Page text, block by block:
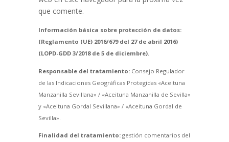
que comente.
Información básica sobre protección de datos:
(Reglamento (UE) 2016/679 del 27 de abril 2016)
(LOPD-GDD 3/2018 de 5 de diciembre).
Responsable del tratamiento:Consejo Regulador
de las Indicaciones Geográficas Protegidas «Aceituna
Manzanilla Sevillana» / «Aceituna Manzanilla de Sevilla»
y «Aceituna Gordal Sevillana» / «Aceituna Gordal de
Sevilla».
Finalidad del tratamiento:gestión comentarios del